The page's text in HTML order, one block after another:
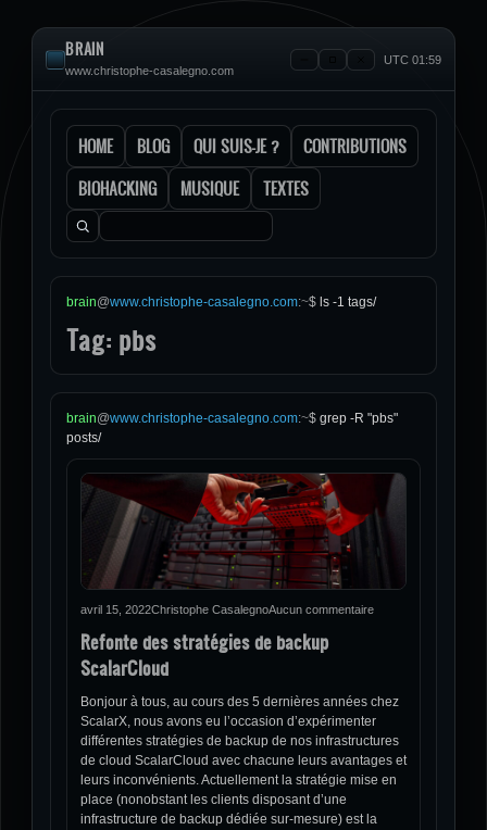
BRAIN
www.christophe-casalegno.com
UTC 01:59
HOME BLOG QUI SUIS-JE ?
CONTRIBUTIONS
BIOHACKING
MUSIQUE TEXTES
Rechercher :
brain@www.christophe-casalegno.com:~$ ls -1 tags/
Tag: pbs
brain@www.christophe-casalegno.com:~$ grep -R "pbs"
posts/
avril 15, 2022Christophe CasalegnoAucun commentaire
Refonte des stratégies de backup
ScalarCloud
Bonjour à tous, au cours des 5 dernières années chez
ScalarX, nous avons eu l’occasion d’expérimenter
différentes stratégies de backup de nos infrastructures
de cloud ScalarCloud avec chacune leurs avantages et
leurs inconvénients. Actuellement la stratégie mise en
place (nonobstant les clients disposant d’une
infrastructure de backup dédiée sur-mesure) est la